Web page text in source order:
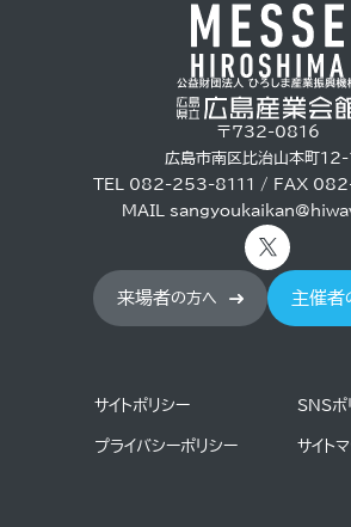
〒732-0816
広島市南区比治山本町
TEL 082-253-8111 / FAX
MAIL
来場者の方へ 主催者
サイトポリシー SNSポ
プライバシーポリシー サイト